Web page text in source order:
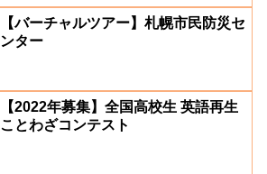
【バーチャルツアー】札幌市民防災セ
ンター
【2022年募集】全国高校生 英語再生
ことわざコンテスト